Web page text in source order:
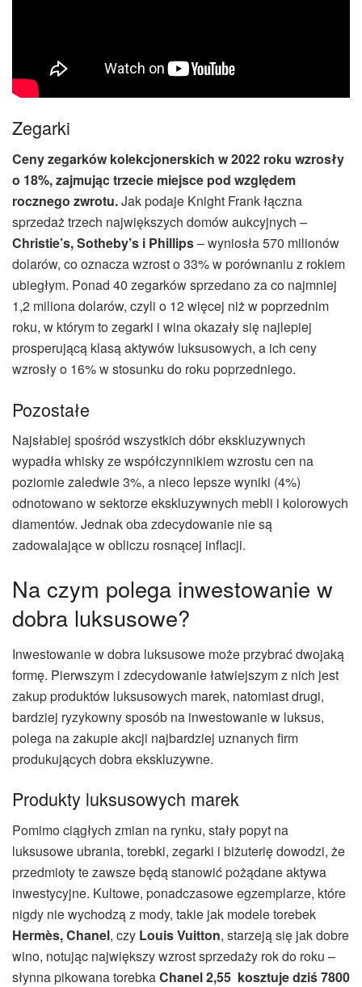
Zegarki
Ceny zegarków kolekcjonerskich w 2022 roku wzrosły
o 18%, zajmując trzecie miejsce pod względem
rocznego zwrotu.Jak podaje Knight Frank łączna
sprzedaż trzech największych domów aukcyjnych –
Christie’s, Sotheby’s i Phillips– wyniosła 570 milionów
dolarów, co oznacza wzrost o 33% w porównaniu z rokiem
ubiegłym. Ponad 40 zegarków sprzedano za co najmniej
1,2 miliona dolarów, czyli o 12 więcej niż w poprzednim
roku, w którym to zegarki i wina okazały się najlepiej
prosperującą klasą aktywów luksusowych, a ich ceny
wzrosły o 16% w stosunku do roku poprzedniego.
Pozostałe
Najsłabiej spośród wszystkich dóbr ekskluzywnych
wypadła whisky ze współczynnikiem wzrostu cen na
poziomie zaledwie 3%, a nieco lepsze wyniki (4%)
odnotowano w sektorze ekskluzywnych mebli i kolorowych
diamentów. Jednak oba zdecydowanie nie są
zadowalające w obliczu rosnącej inflacji.
Na czym polega inwestowanie w
dobra luksusowe?
Inwestowanie w dobra luksusowe może przybrać dwojaką
formę. Pierwszym i zdecydowanie łatwiejszym z nich jest
zakup produktów luksusowych marek, natomiast drugi,
bardziej ryzykowny sposób na inwestowanie w luksus,
polega na zakupie akcji najbardziej uznanych firm
produkujących dobra ekskluzywne.
Produkty luksusowych marek
Pomimo ciągłych zmian na rynku, stały popyt na
luksusowe ubrania, torebki, zegarki i biżuterię dowodzi, że
przedmioty te zawsze będą stanowić pożądane aktywa
inwestycyjne. Kultowe, ponadczasowe egzemplarze, które
nigdy nie wychodzą z mody, takie jak modele torebek
Hermès, Chanel, czy Louis Vuitton, starzeją się jak dobre
wino, notując największy wzrost sprzedaży rok do roku –
słynna pikowana torebkaChanel 2,55 kosztuje dziś 7800